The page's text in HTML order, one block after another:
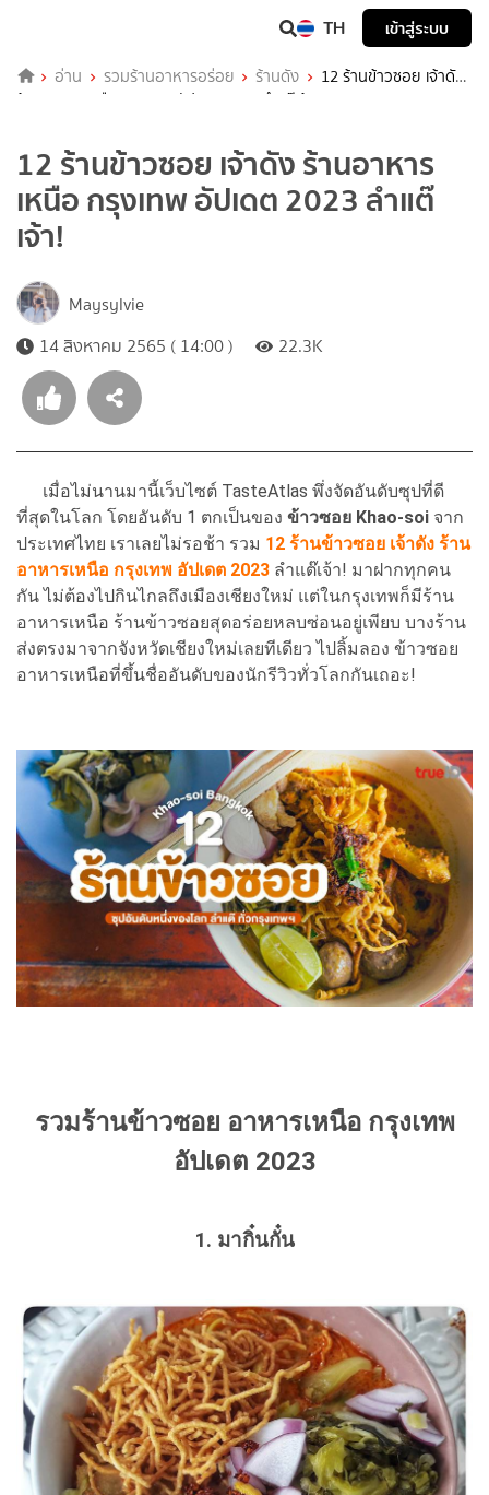
TH เข้าสู่ระบบ
อ่าน รวมร้านอาหารอร่อย ร้านดัง
12 ร้านข้าวซอย เจ้าดัง
ร้านอาหารเหนือ กรุงเทพ อัปเดต 2023 ลำแต๊เจ้า!
12 ร้านข้าวซอย เจ้าดัง ร้านอาหาร
เหนือ กรุงเทพ อัปเดต 2023 ลำแต๊
เจ้า!
Maysylvie
14 สิงหาคม 2565 ( 14:00 )
22.3K
เมื่อไม่นานมานี้เว็บไซต์ TasteAtlas พึ่งจัดอันดับซุปที่ดี
ที่สุดในโลก โดยอันดับ 1 ตกเป็นของ ข้าวซอย Khao-soi จาก
ประเทศไทย เราเลยไม่รอช้า รวม 12 ร้านข้าวซอย เจ้าดัง ร้าน
อาหารเหนือ กรุงเทพ อัปเดต 2023 ลำแต๊เจ้า! มาฝากทุกคน
กัน ไม่ต้องไปกินไกลถึงเมืองเชียงใหม่ แต่ในกรุงเทพก็มีร้าน
อาหารเหนือ ร้านข้าวซอยสุดอร่อยหลบซ่อนอยู่เพียบ บางร้าน
ส่งตรงมาจากจังหวัดเชียงใหม่เลยทีเดียว ไปลิ้มลอง ข้าวซอย
อาหารเหนือที่ขึ้นชื่ออันดับของนักรีวิวทั่วโลกกันเถอะ!
รวมร้านข้าวซอย อาหารเหนือ กรุงเทพ
อัปเดต 2023
1. มากิ๋นกั๋น